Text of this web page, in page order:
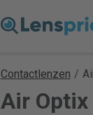
Contactlenzen /
Air